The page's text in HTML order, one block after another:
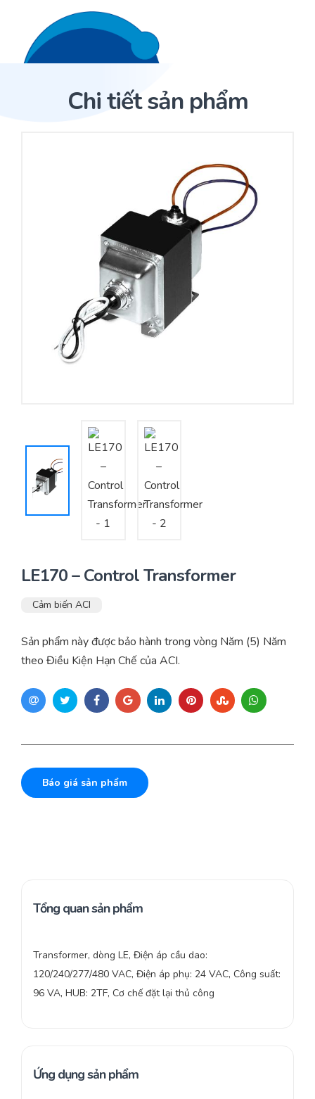
Trang Chủ
Nhà phân phối cảm biến
Nhà sản xuất thiết bị điều khiển
Cung cấp giải pháp quản lý cho toà nhà (BMS)
Bảo trì – Bảo dưỡng hệ thống
Tư vấn – Thiết kế – Cung cấp thiết bị HVAC
Thi công – Lắp đặt hệ thống HVAC
Yêu cầu báo giá
Chi tiết sản phẩm
LE170 – Control Transformer
Cảm biến ACI
Sản phẩm này được bảo hành trong vòng Năm (5) Năm
theo Điều Kiện Hạn Chế của ACI.
Báo giá sản phẩm
Tổng quan sản phẩm
Transformer, dòng LE, Điện áp cầu dao:
120/240/277/480 VAC, Điện áp phụ: 24 VAC, Công suất:
96 VA, HUB: 2TF, Cơ chế đặt lại thủ công
Ứng dụng sản phẩm